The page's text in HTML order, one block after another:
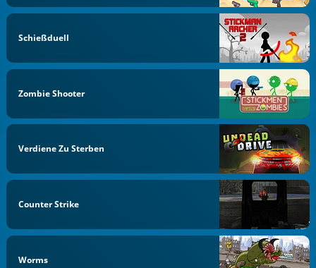
Schießduell
Zombie Shooter
Verdiene Zu Sterben
Counter Strike
Worms